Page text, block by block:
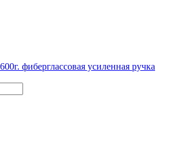
фиберглассовая усиленная ручка